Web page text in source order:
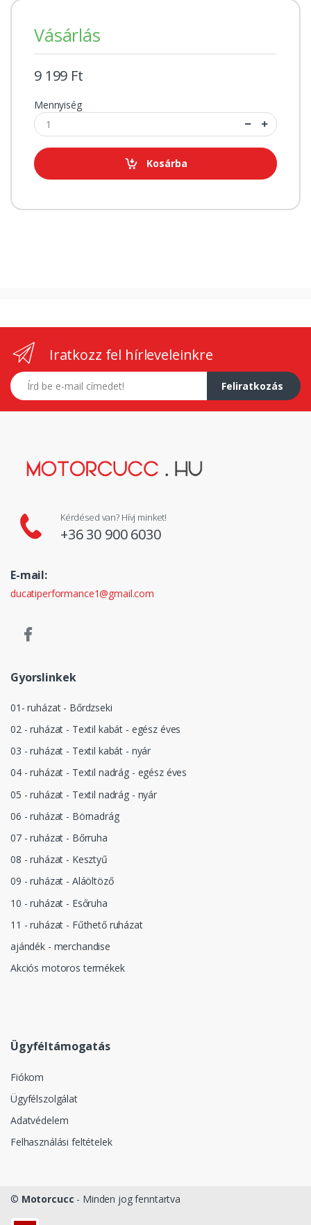
Vásárlás
9 199 Ft
Mennyiség
Kosárba
Iratkozz fel hírleveleinkre
E-mail címed
Feliratkozás
Kérdésed van? Hívj minket!
+36 30 900 6030
E-mail:
ducatiperformance1@gmail.com
Gyorslinkek
01- ruházat - Bőrdzseki
02 - ruházat - Textil kabát - egész éves
03 - ruházat - Textil kabát - nyár
04 - ruházat - Textil nadrág - egész éves
05 - ruházat - Textil nadrág - nyár
06 - ruházat - Börnadrág
07 - ruházat - Bőrruha
08 - ruházat - Kesztyű
09 - ruházat - Aláöltöző
10 - ruházat - Esőruha
11 - ruházat - Fűthető ruházat
ajándék - merchandise
Akciós motoros termékek
Ügyféltámogatás
Fiókom
Ügyfélszolgálat
Adatvédelem
Felhasználási feltételek
© Motorcucc - Minden jog fenntartva